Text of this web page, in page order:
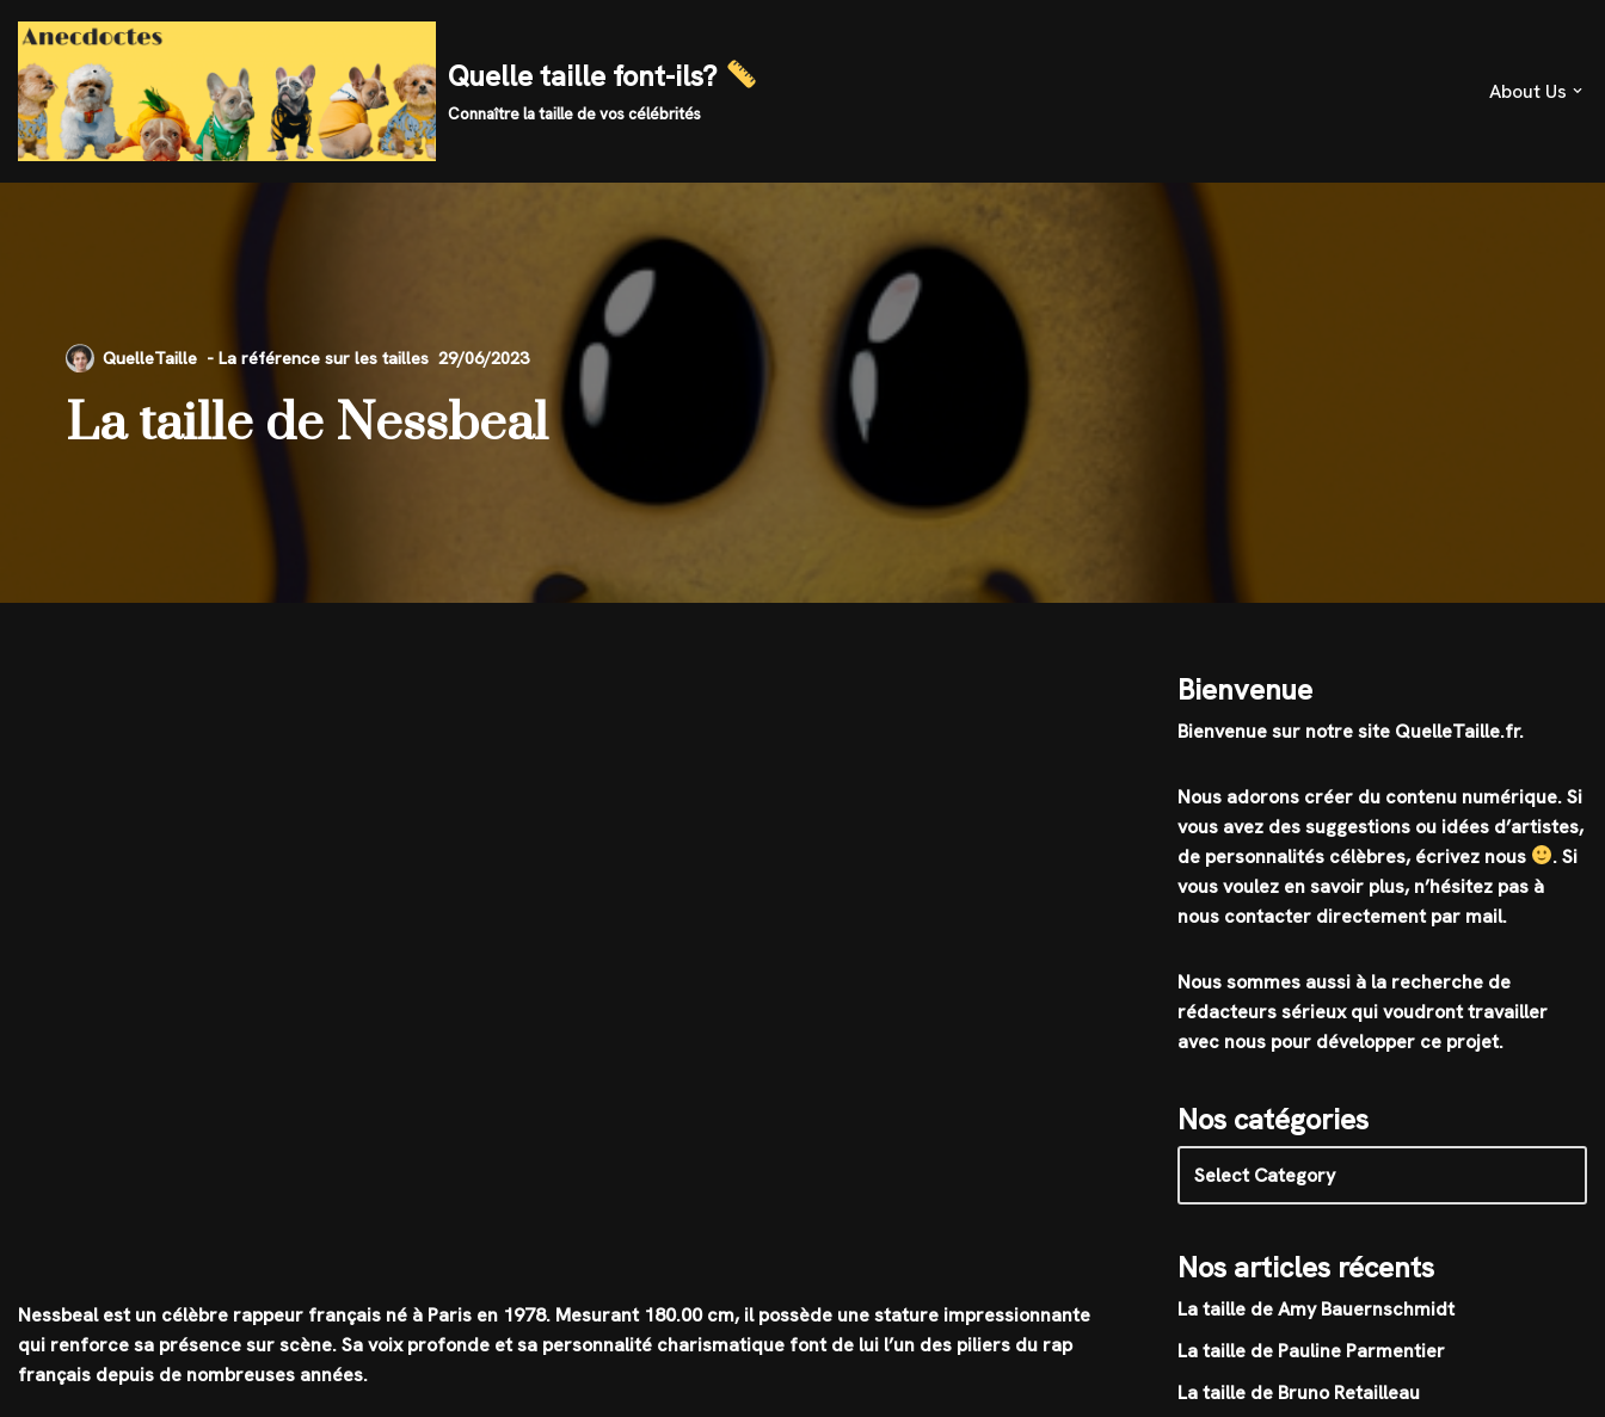
Skip
to
content
Quelle taille font-ils?
Connaître la taille de vos célébrités
About Us
QuelleTaille 29/06/2023
La taille de Nessbeal
Nessbeal est un célèbre rappeur français né à Paris en 1978. Mesurant 180.00 cm, il possède une stature impressionnante
qui renforce sa présence sur scène. Sa voix profonde et sa personnalité charismatique font de lui l’un des piliers du rap
français depuis de nombreuses années.
Bienvenue
Bienvenue sur notre site QuelleTaille.fr.
Nous adorons créer du contenu numérique. Si
vous avez des suggestions ou idées d’artistes,
de personnalités célèbres, écrivez nous
.Si
vous voulez en savoir plus, n’hésitez pas à
nous contacter directement par mail.
Nous sommes aussi à la recherche de
rédacteurs sérieux qui voudront travailler
avec nous pour développer ce projet.
Nos catégories
Nos articles récents
La taille de Amy Bauernschmidt
La taille de Pauline Parmentier
La taille de Bruno Retailleau